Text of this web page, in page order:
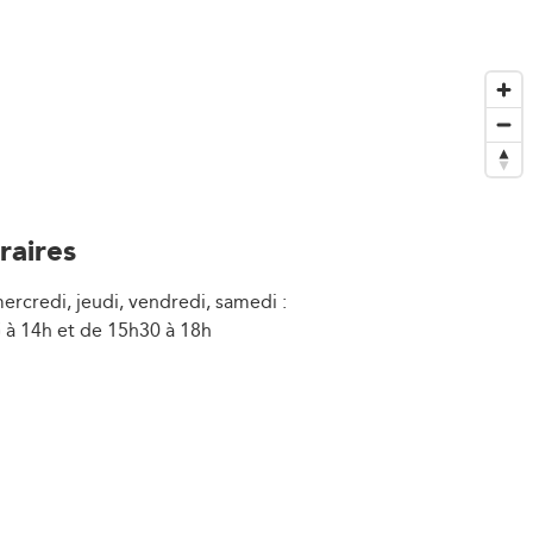
jeudi, vendredi, samedi :
14h et de 15h30 à 18h